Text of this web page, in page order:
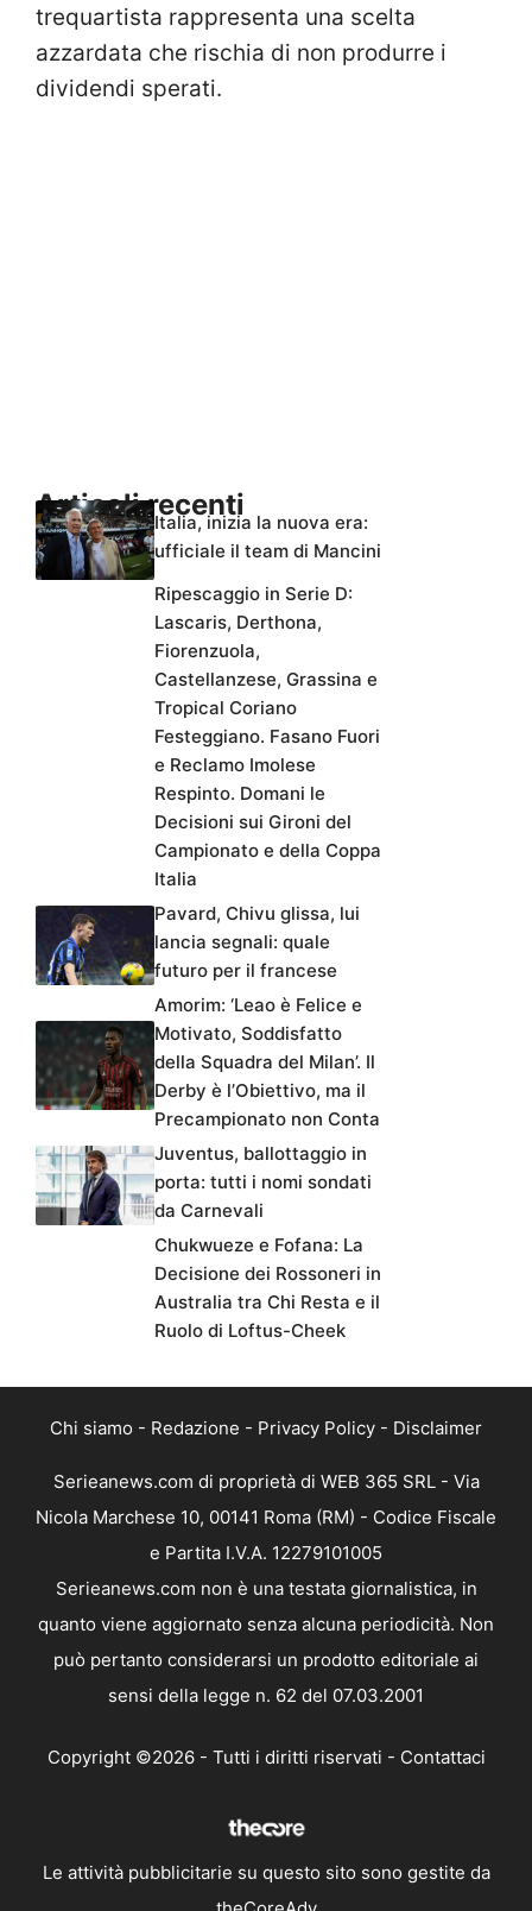
trequartista rappresenta una scelta
azzardata che rischia di non produrre i
dividendi sperati.
Articoli recenti
Italia, inizia la nuova era:
ufficiale il team di Mancini
Ripescaggio in Serie D:
Lascaris, Derthona,
Fiorenzuola,
Castellanzese, Grassina e
Tropical Coriano
Festeggiano. Fasano Fuori
e Reclamo Imolese
Respinto. Domani le
Decisioni sui Gironi del
Campionato e della Coppa
Italia
Pavard, Chivu glissa, lui
lancia segnali: quale
futuro per il francese
Amorim: ‘Leao è Felice e
Motivato, Soddisfatto
della Squadra del Milan’. Il
Derby è l’Obiettivo, ma il
Precampionato non Conta
Juventus, ballottaggio in
porta: tutti i nomi sondati
da Carnevali
Chukwueze e Fofana: La
Decisione dei Rossoneri in
Australia tra Chi Resta e il
Ruolo di Loftus-Cheek
Chi siamo - Redazione - Privacy Policy - Disclaimer
Serieanews.com di proprietà di WEB 365 SRL - Via
Nicola Marchese 10, 00141 Roma (RM) - Codice Fiscale
e Partita I.V.A. 12279101005
Serieanews.com non è una testata giornalistica, in
quanto viene aggiornato senza alcuna periodicità. Non
può pertanto considerarsi un prodotto editoriale ai
sensi della legge n. 62 del 07.03.2001
Copyright ©2026 - Tutti i diritti riservati - Contattaci
Le attività pubblicitarie su questo sito sono gestite da